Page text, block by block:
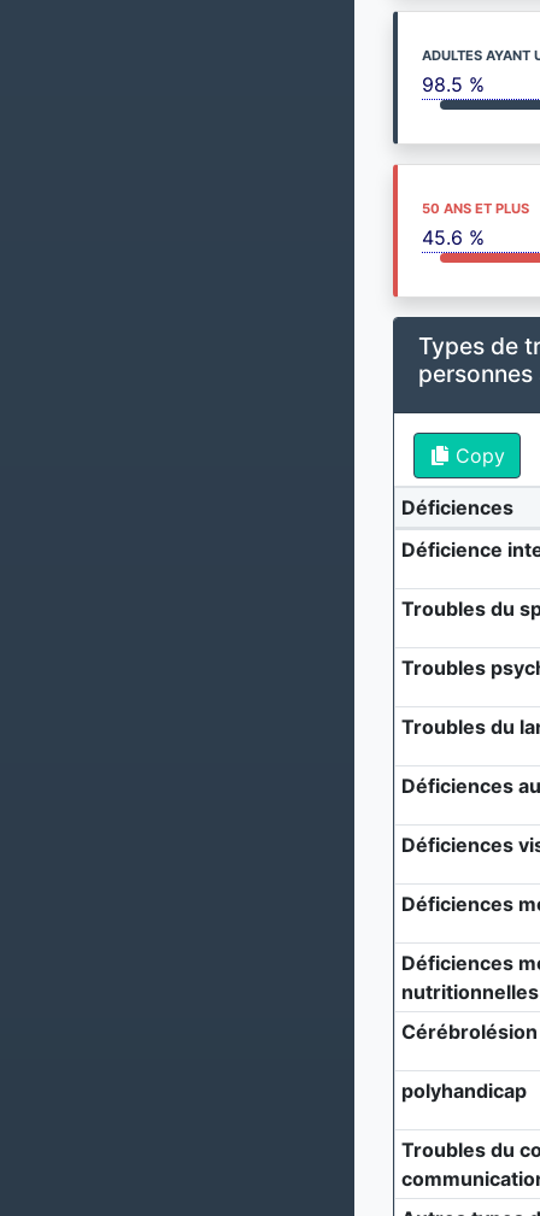
ADULTES AYANT
98.5 %
50 ANS ET PLUS
45.6 %
Types de
Copy
Déficiences
Déficience
Troubles du
Troubles
Troubles du
Déficiences
Déficiences
Déficiences
Déficiences
nutritionnelles
Cérébrolésion
polyhandicap
Troubles du